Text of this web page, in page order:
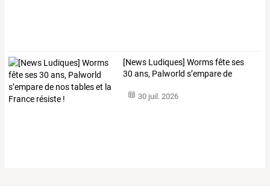
[News Ludiques] Wormsfêteses
30 ans, Palworld s’emparede
30 juil. 2026